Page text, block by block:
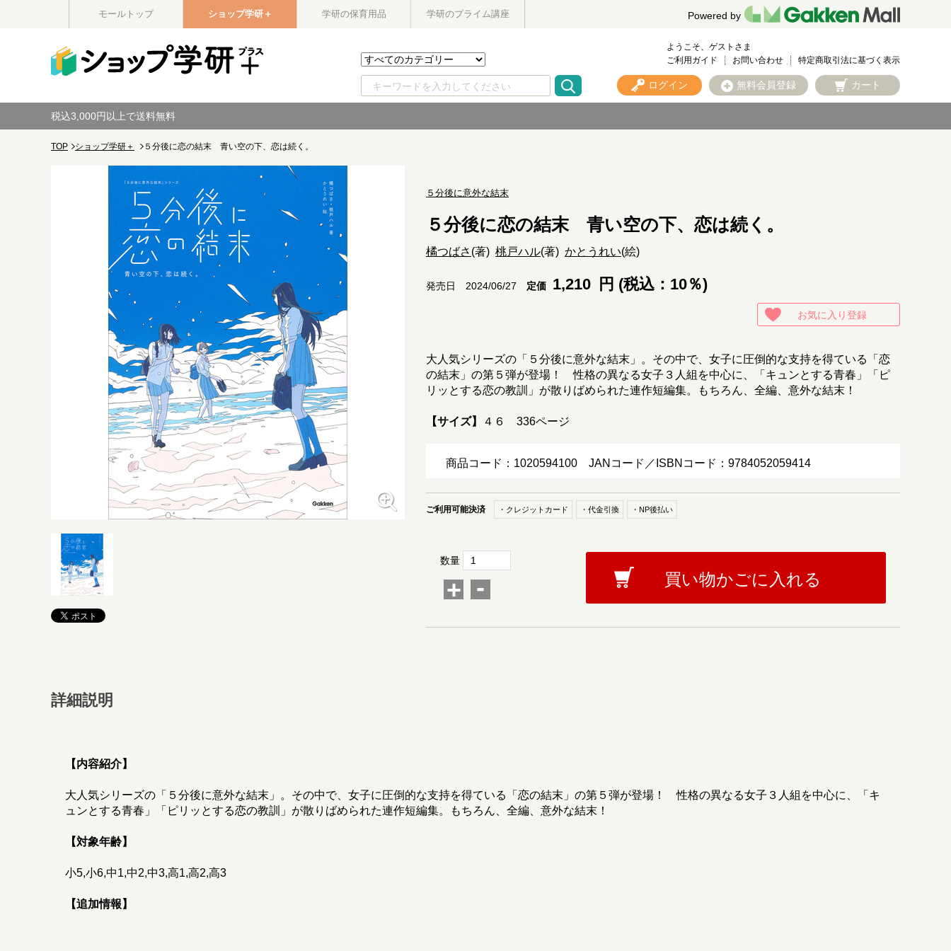
モールトップ ショップ学研＋ 学研の保育用品 学研のプライム講座 Powered by
ようこそ、ゲストさま
ご利用ガイド
お問い合わせ 特定商取引法に基づく表示
ログイン 無料会員登録 カート
税込3,000円以上で送料無料
TOP ショップ学研＋ ５分後に恋の結末 青い空の下、恋は続く。
５分後に意外な結末
５分後に恋の結末 青い空の下、恋は続く。
橘つばさ (著) 桃戸ハル(著) かとうれい(絵)
発売日 2024/06/27 定価 1,210 円 (税込：10％)
お気に入り登録
大人気シリーズの「５分後に意外な結末」。その中で、女子に圧倒的な支持を得ている「恋
の結末」の第５弾が登場！ 性格の異なる女子３人組を中心に、「キュンとする青春」「ピ
リッとする恋の教訓」が散りばめられた連作短編集。もちろん、全編、意外な結末！
【サイズ】 ４６ 336ページ
商品コード：1020594100 JANコード／ISBNコード：9784052059414
ご利用可能決済 ・クレジットカード ・代金引換 ・NP後払い
数量
+ - 買い物かごに入れる
詳細説明
【内容紹介】
大人気シリーズの「５分後に意外な結末」。その中で、女子に圧倒的な支持を得ている「恋の結末」の第５弾が登場！ 性格の異なる女子３人組を中心に、「キ
ュンとする青春」「ピリッとする恋の教訓」が散りばめられた連作短編集。もちろん、全編、意外な結末！
【対象年齢】
小5,小6,中1,中2,中3,高1,高2,高3
【追加情報】